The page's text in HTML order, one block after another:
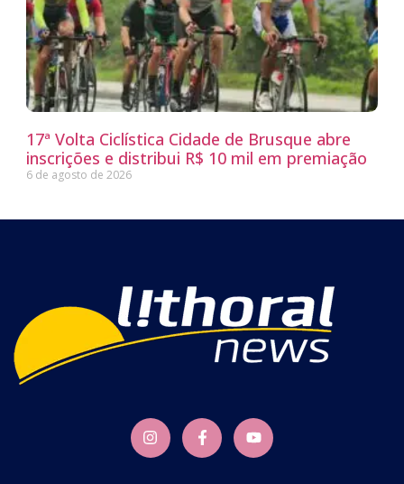
17ª Volta Ciclística Cidade de Brusque abre
inscrições e distribui R$ 10 mil em premiação
6 de agosto de 2026